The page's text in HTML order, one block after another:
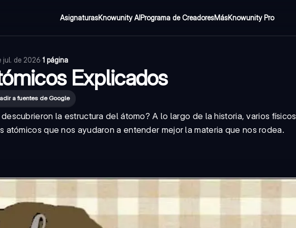
AsignaturasKnowunity AIPrograma de CreadoresMásKnowunity Pro
jul. de 2026·1 página
Explicados
a fuentes de Google
la estructura del átomo? A lo largo de la historia, varios físicos
que nos ayudaron a entender mejor la materia que nos rodea.